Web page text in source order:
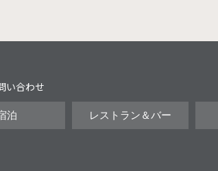
い合わせ
泊 レストラン＆バー